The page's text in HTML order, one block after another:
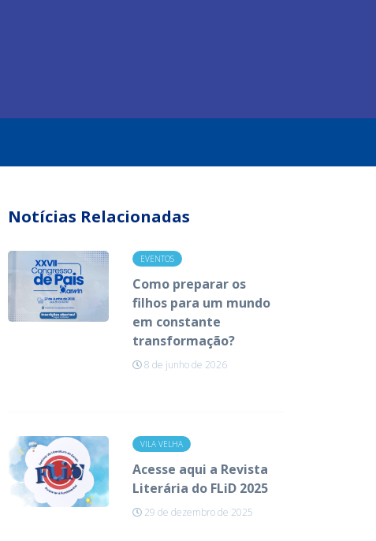
Notícias Relacionadas
EVENTOS
Como preparar os
filhos para um mundo
em constante
transformação?
8 de junho de 2026
VILA VELHA
Acesse aqui a Revista
Literária do FLiD 2025
29 de dezembro de 2025